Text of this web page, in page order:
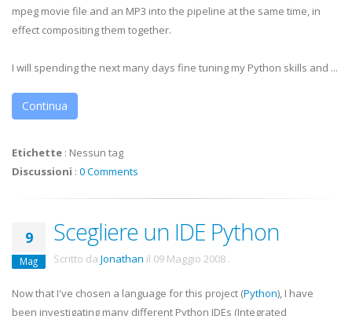
mpeg movie file and an MP3 into the pipeline at the same time, in
effect compositing them together.
I will spending the next many days fine tuning my Python skills and ...
Continua
Etichette : Nessun tag
Discussioni : 0 Comments
9
Mag
Scegliere un IDE Python
Scritto da Jonathan il 09 Maggio 2008 .
Now that I've chosen a language for this project (Python), I have
been investigating many different Python IDEs (Integrated